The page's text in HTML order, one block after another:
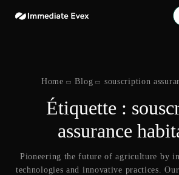
Home Blog souscription
Étiquette :
assurance
Pioneering the future of agriculture by
technologies and innovative practices.